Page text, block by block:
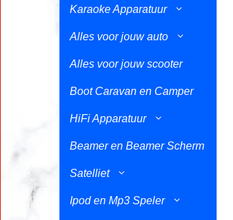
Karaoke Apparatuur
Alles voor jouw auto
Alles voor jouw scooter
Boot Caravan en Camper
HiFi Apparatuur
Beamer en Beamer Scherm
Satelliet
Ipod en Mp3 Speler